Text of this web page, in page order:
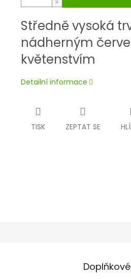
Středně vysoká
nádherným
květenstvím
Detailní informace
TISK ZEPTAT SE